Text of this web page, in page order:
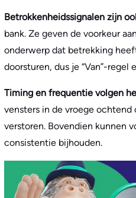
Betrokkenheidssignalen zijn
bank. Ze geven de voorkeur
onderwerp dat betrekking
doorsturen, dus je “Van”-
Timing en frequentie volgen
vensters in de vroege
verstoren. Bovendien kunnen
consistentie bijhouden.